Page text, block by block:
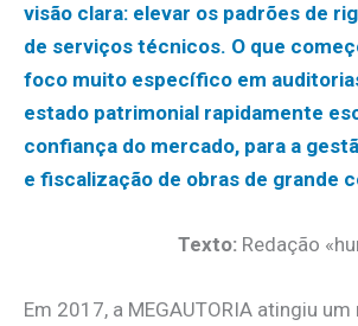
visão clara: elevar os padrões de
de serviços técnicos. O que
foco muito específico em
estado patrimonial rapidamente
confiança do mercado, para a
e fiscalização de obras de grande
Texto: Redação
Em 2017, a MEGAUTORIA atingiu